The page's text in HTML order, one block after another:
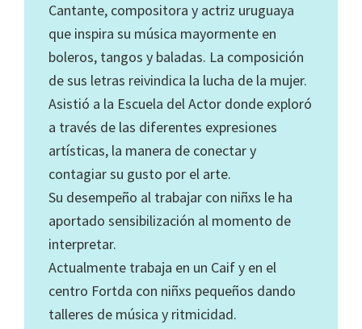
Cantante, compositora y actriz uruguaya
que inspira su música mayormente en
boleros, tangos y baladas. La composición
de sus letras reivindica la lucha de la mujer.
Asistió a la Escuela del Actor donde exploró
a través de las diferentes expresiones
artísticas, la manera de conectar y
contagiar su gusto por el arte.
Su desempeño al trabajar con niñxs le ha
aportado sensibilización al momento de
interpretar.
Actualmente trabaja en un Caif y en el
centro Fortda con niñxs pequeños dando
talleres de música y ritmicidad.